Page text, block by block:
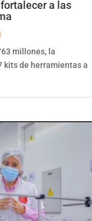
a las
millones, la
kits de herramientas a